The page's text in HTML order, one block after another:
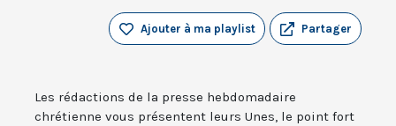
Partager
Ajouter à ma playlist
Les rédactions de la presse hebdomadaire
chrétienne vous présentent leurs Unes, le point fort